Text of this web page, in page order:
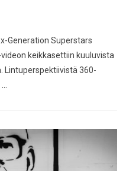
Generation Superstars
keikkasettiin kuuluvista
Lintuperspektiivistä 360-